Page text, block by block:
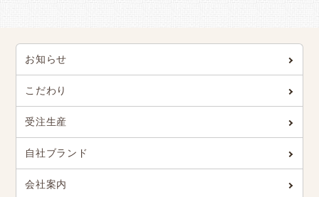
お知らせ
こだわり
受注生産
自社ブランド
会社案内